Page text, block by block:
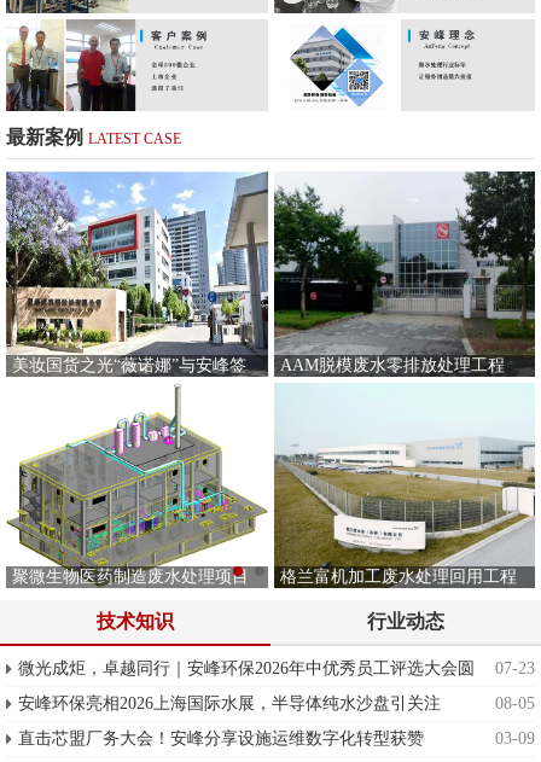
最新案例 LATEST CASE
美妆国货之光“薇诺娜”与安峰签
聚微生物医药制造废水处理项目
AAM脱模废水零排放处理工程
格兰富机加工废水处理回用工程
技术知识 行业动态
微光成炬，卓越同行｜安峰环保2026年中优秀员工评选大会圆
满举行
07-23
安峰环保亮相2026上海国际水展，半导体纯水沙盘引关注
08-05
直击芯盟厂务大会！安峰分享设施运维数字化转型获赞
03-09